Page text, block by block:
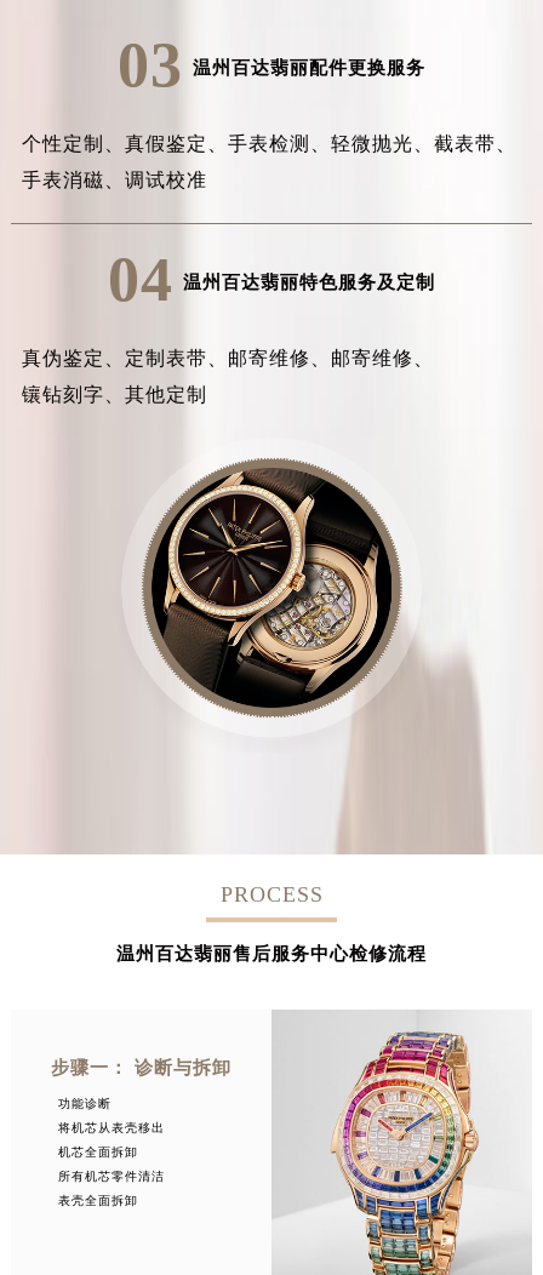
03 温州百达翡丽配件更换服务
个性定制、 真假鉴定、 手表检测、 轻微抛光、 截表带、
手表消磁、 调试校准
04 温州百达翡丽特色服务及定制
真伪鉴定、 定制表带、 邮寄维修、 邮寄维修、
镶钻刻字、 其他定制
PROCESS
温州百达翡丽售后服务中心检修流程
步骤一： 诊断与拆卸
功能诊断
将机芯从表壳移出
机芯全面拆卸
所有机芯零件清洁
表壳全面拆卸